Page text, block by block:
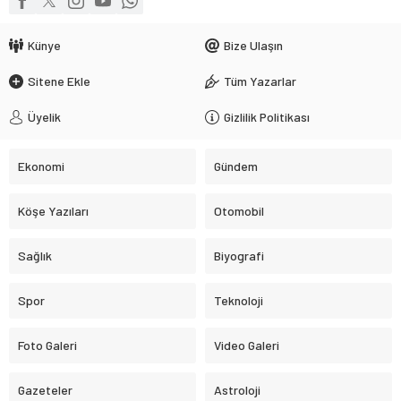
Künye Bize Ulaşın
Sitene Ekle Tüm Yazarlar
Üyelik Gizlilik Politikası
Ekonomi Gündem
Köşe Yazıları Otomobil
Sağlık Biyografi
Spor Teknoloji
Foto Galeri Video Galeri
Gazeteler Astroloji